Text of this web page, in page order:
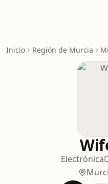
Inicio Región de Murcia
Electrónica